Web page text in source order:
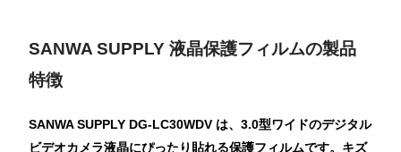
SANWA SUPPLY 液晶保護フィルムの製品
特徴
SANWA SUPPLY DG-LC30WDV は、3.0型ワイドのデジタル
ビデオカメラ液晶にぴったり貼れる保護フィルムです。キズ